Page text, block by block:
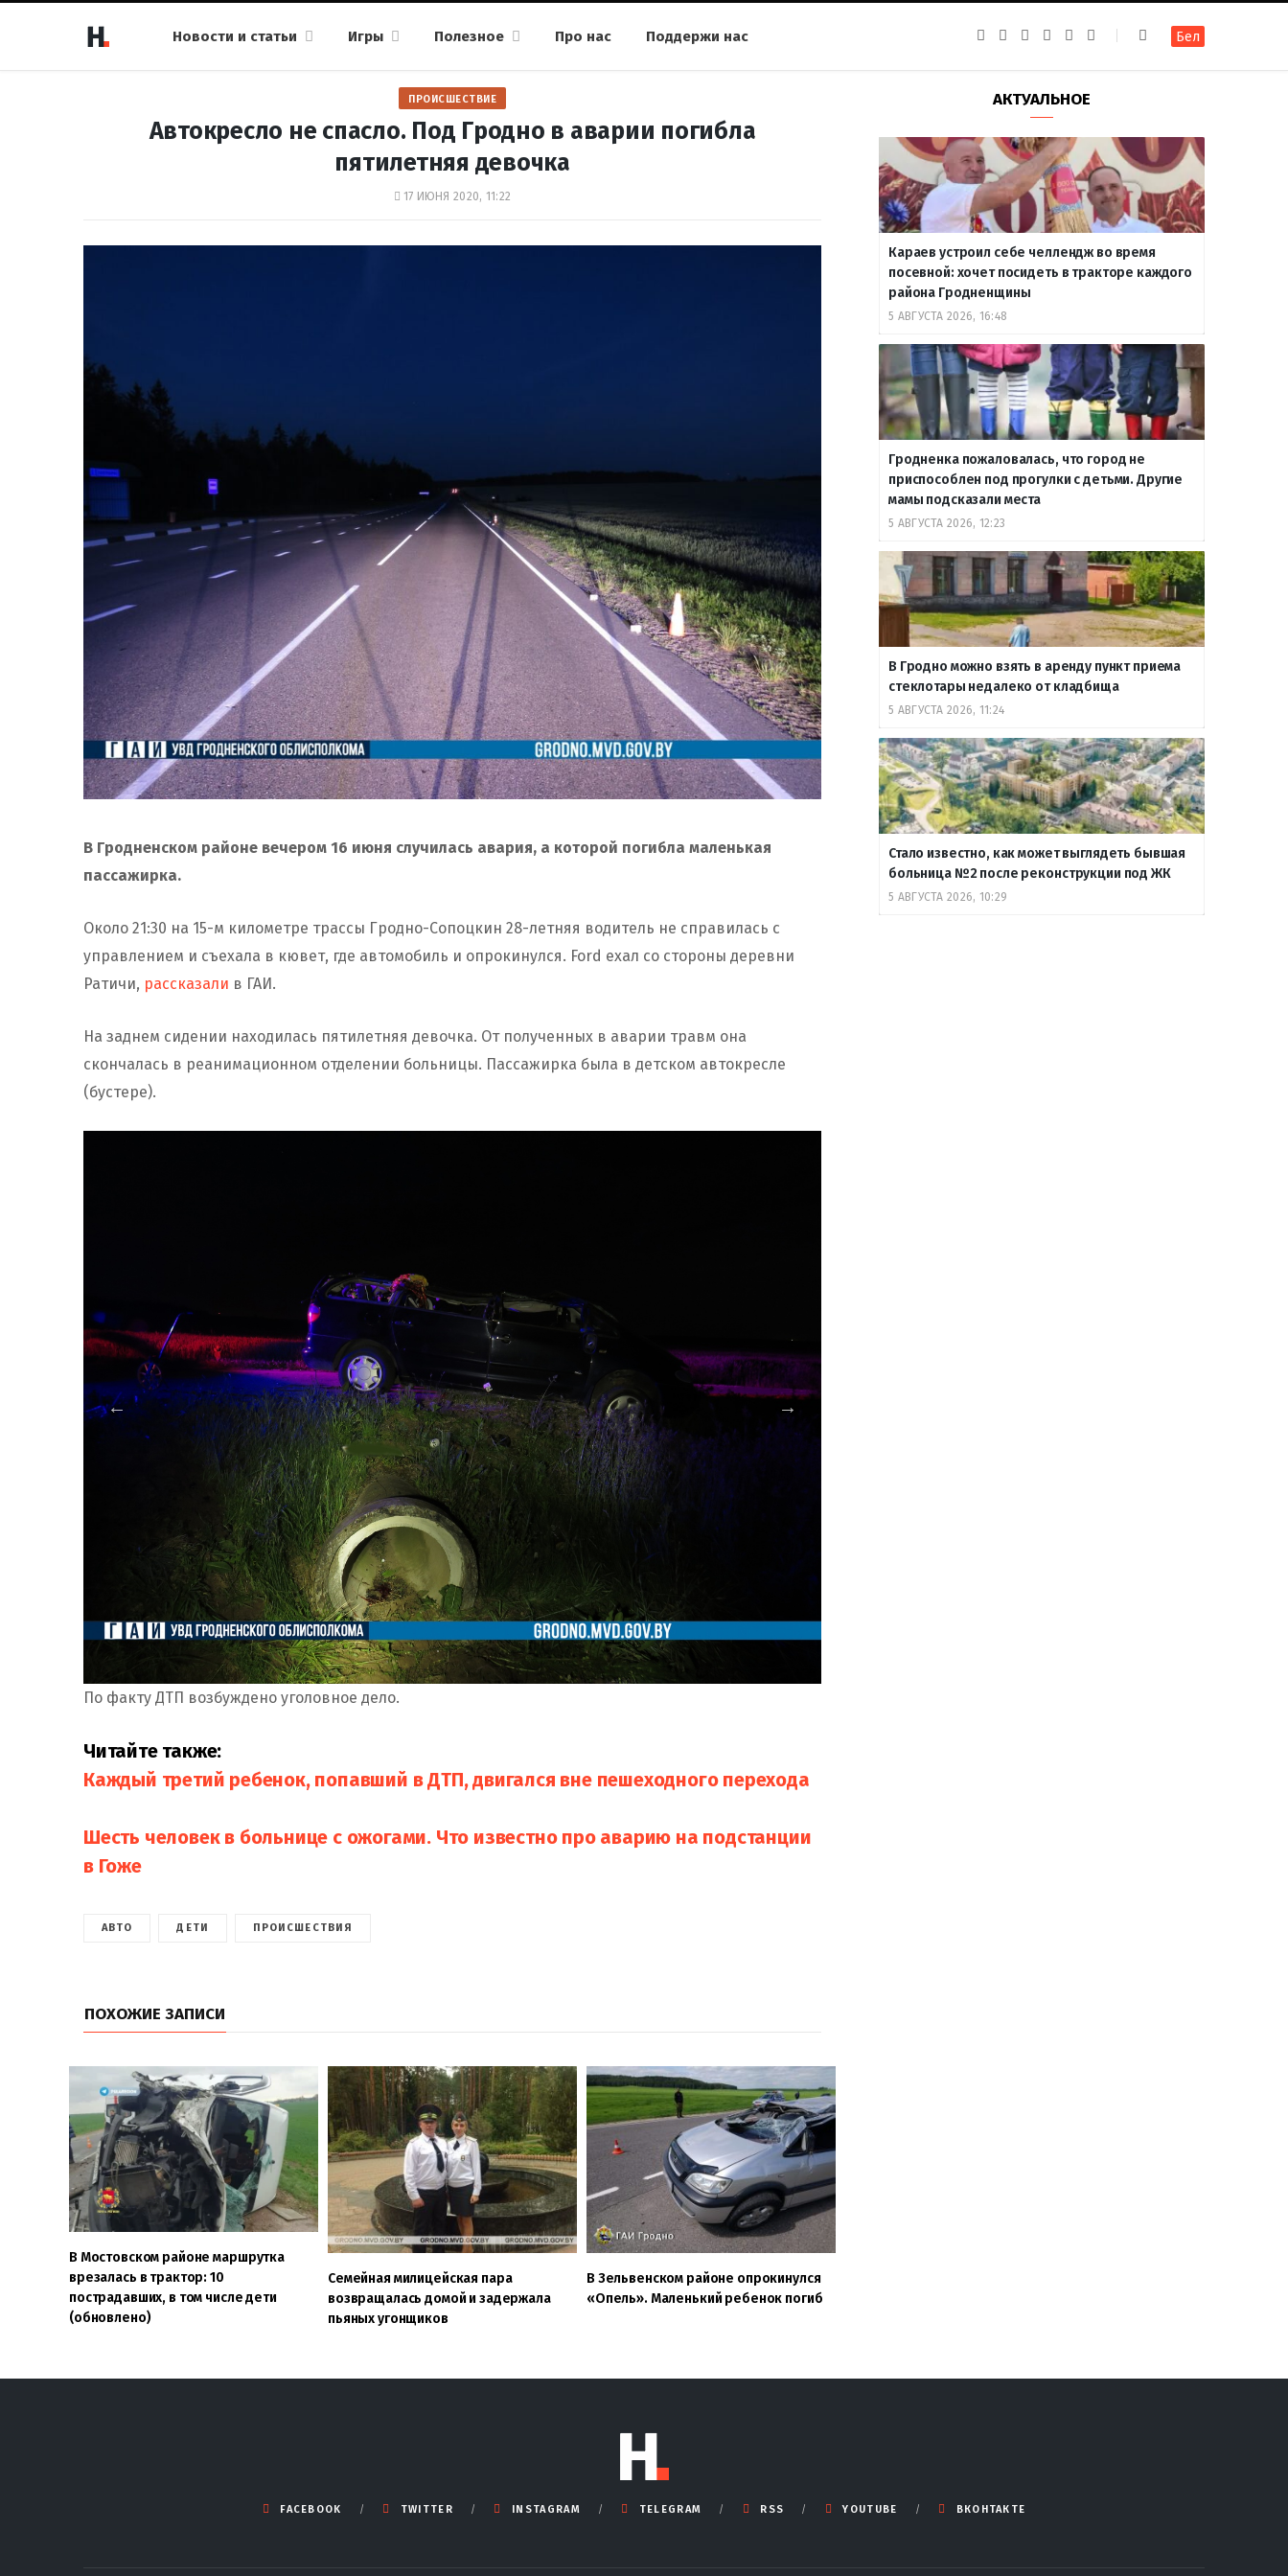
Новости и статьи Игры Полезное Про нас Поддержи нас
k
a
g
a
m
g
r
a
m
u
b
т
е
Бел
ПРОИСШЕСТВИЕ
Автокресло не спасло. Под Гродно в аварии погибла
пятилетняя девочка
17 ИЮНЯ 2020, 11:22
В Гродненском районе вечером 16 июня случилась авария, а которой погибла маленькая
пассажирка.
Около 21:30 на 15-м километре трассы Гродно-Сопоцкин 28-летняя водитель не справилась с
управлением и съехала в кювет, где автомобиль и опрокинулся. Ford ехал со стороны деревни
Ратичи, рассказали в ГАИ.
На заднем сидении находилась пятилетняя девочка. От полученных в аварии травм она
скончалась в реанимационном отделении больницы. Пассажирка была в детском автокресле
(бустере).
По факту ДТП возбуждено уголовное дело.
Читайте также:
Каждый третий ребенок, попавший в ДТП, двигался вне пешеходного перехода
Шесть человек в больнице с ожогами. Что известно про аварию на подстанции
в Гоже
АВТО ДЕТИ ПРОИСШЕСТВИЯ
ПОХОЖИЕ ЗАПИСИ
В Мостовском районе маршрутка
врезалась в трактор: 10
пострадавших, в том числе дети
(обновлено)
Семейная милицейская пара
возвращалась домой и задержала
пьяных угонщиков
В Зельвенском районе опрокинулся
«Опель». Маленький ребенок погиб
АКТУАЛЬНОЕ
Караев устроил себе челлендж во время
посевной: хочет посидеть в тракторе каждого
района Гродненщины
5 АВГУСТА 2026, 16:48
Гродненка пожаловалась, что город не
приспособлен под прогулки с детьми. Другие
мамы подсказали места
5 АВГУСТА 2026, 12:23
В Гродно можно взять в аренду пункт приема
стеклотары недалеко от кладбища
5 АВГУСТА 2026, 11:24
Стало известно, как может выглядеть бывшая
больница №2 после реконструкции под ЖК
5 АВГУСТА 2026, 10:29
FACEBOOK TWITTER INSTAGRAM TELEGRAM RSS YOUTUBE ВКОНТАКТЕ